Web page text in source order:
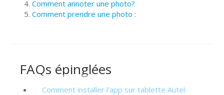
Comment annoter une photo?
Comment prendre une photo :
FAQs épinglées
Comment installer l'app sur tablette Autel